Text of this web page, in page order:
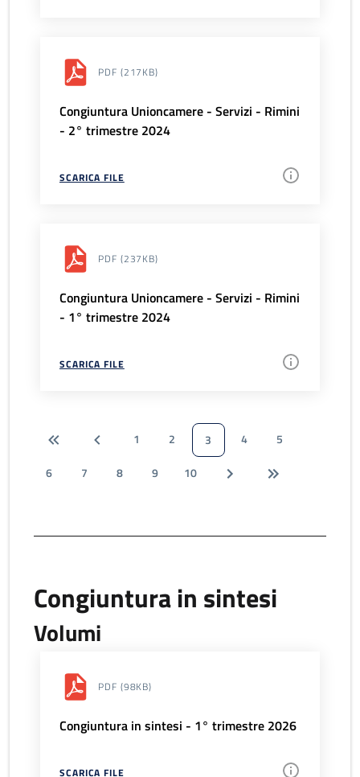
PDF (217KB)
Congiuntura Unioncamere - Servizi - Rimini
- 2° trimestre 2024
SCARICA FILE
PDF (237KB)
Congiuntura Unioncamere - Servizi - Rimini
- 1° trimestre 2024
SCARICA FILE
1 2 3 4
5
6
7 8 9 10
Congiuntura in sintesi
Volumi
PDF (98KB)
Congiuntura in sintesi - 1° trimestre 2026
SCARICA FILE